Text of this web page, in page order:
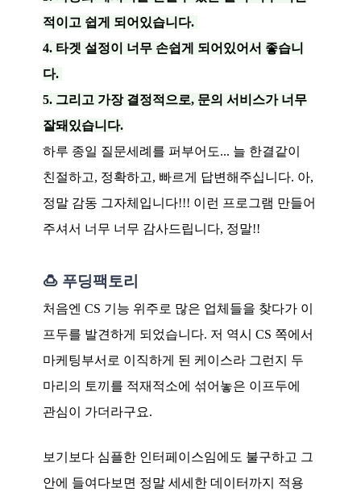
적이고 쉽게 되어있습니다.
4. 타겟 설정이 너무 손쉽게 되어있어서 좋습니
다.
5. 그리고 가장 결정적으로, 문의 서비스가 너무
잘돼있습니다.
하루 종일 질문세례를 퍼부어도... 늘 한결같이
친절하고, 정확하고, 빠르게 답변해주십니다. 아,
정말 감동 그자체입니다!!! 이런 프로그램 만들어
주셔서 너무 너무 감사드립니다, 정말!!
🍮 푸딩팩토리
처음엔 CS 기능 위주로 많은 업체들을 찾다가 이
프두를 발견하게 되었습니다. 저 역시 CS 쪽에서
마케팅부서로 이직하게 된 케이스라 그런지 두
마리의 토끼를 적재적소에 섞어놓은 이프두에
관심이 가더라구요.
보기보다 심플한 인터페이스임에도 불구하고 그
안에 들여다보면 정말 세세한 데이터까지 적용